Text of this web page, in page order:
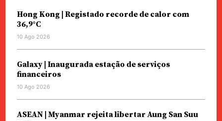
Hong Kong | Registado recorde de calor com
36,9°C
10 Ago 2026
Galaxy | Inaugurada estação de serviços
financeiros
10 Ago 2026
ASEAN | Myanmar rejeita libertar Aung San Suu